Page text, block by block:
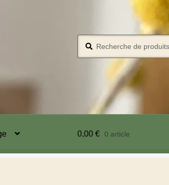
0,00 € 0 article